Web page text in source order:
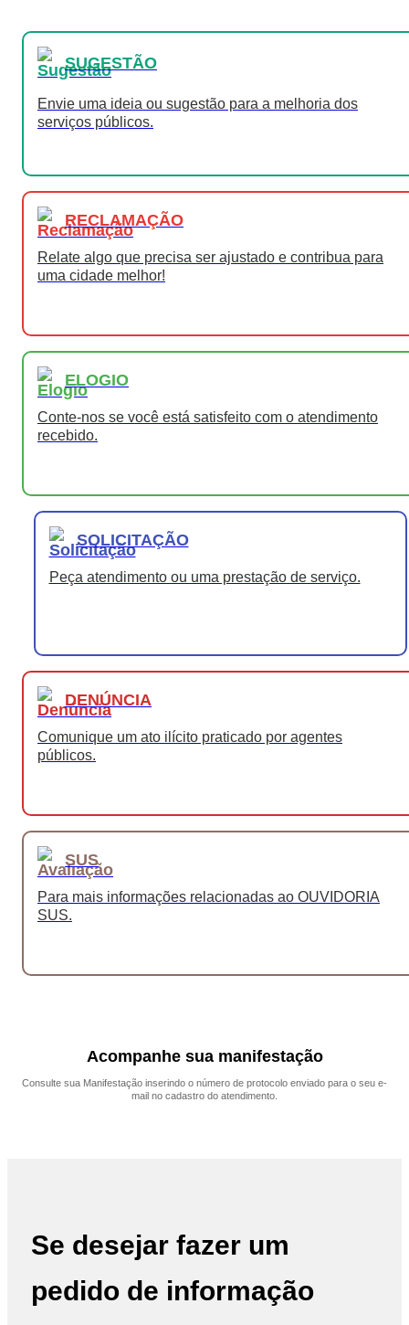
SUGESTÃO
Envie uma ideia ou sugestão para a melhoria dos
serviços públicos.
RECLAMAÇÃO
Relate algo que precisa ser ajustado e contribua para
uma cidade melhor!
ELOGIO
Conte-nos se você está satisfeito com o atendimento
recebido.
SOLICITAÇÃO
Peça atendimento ou uma prestação de serviço.
DENÚNCIA
Comunique um ato ilícito praticado por agentes
públicos.
SUS
Para mais informações relacionadas ao OUVIDORIA
SUS.
Acompanhe sua manifestação
Consulte sua Manifestação inserindo o número de protocolo enviado para o seu e-
mail no cadastro do atendimento.
Se desejar fazer um
pedido de informação